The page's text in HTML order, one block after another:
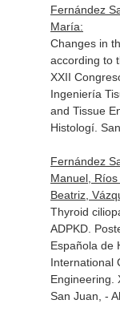
Fernández
María:
Changes in
according to
XXII
Ingeniería
and Tissue
Histologí.
Fernández
Manuel,
Beatriz,
Thyroid
ADPKD.
Española de
International
Engineering.
San Juan, -